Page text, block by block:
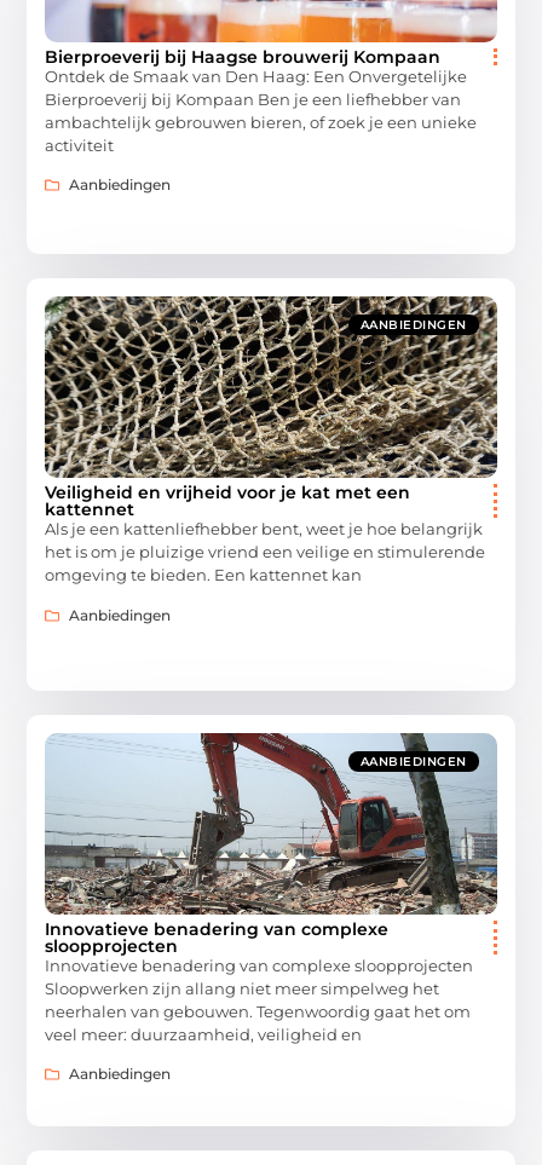
Bierproeverij bij Haagse brouwerij Kompaan
Ontdek de Smaak van Den Haag: Een Onvergetelijke
Bierproeverij bij Kompaan Ben je een liefhebber van
ambachtelijk gebrouwen bieren, of zoek je een unieke
activiteit
Aanbiedingen
AANBIEDINGEN
Veiligheid en vrijheid voor je kat met een
kattennet
Als je een kattenliefhebber bent, weet je hoe belangrijk
het is om je pluizige vriend een veilige en stimulerende
omgeving te bieden. Een kattennet kan
Aanbiedingen
AANBIEDINGEN
Innovatieve benadering van complexe
sloopprojecten
Innovatieve benadering van complexe sloopprojecten
Sloopwerken zijn allang niet meer simpelweg het
neerhalen van gebouwen. Tegenwoordig gaat het om
veel meer: duurzaamheid, veiligheid en
Aanbiedingen